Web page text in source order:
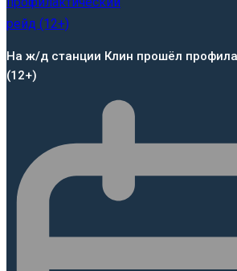
На ж/д станции Клин прошёл
(12+)